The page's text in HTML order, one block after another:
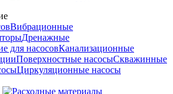
Вибрационные
Дренажные
для насосовКанализационные
Поверхностные насосыСкважинные
Циркуляционные насосы